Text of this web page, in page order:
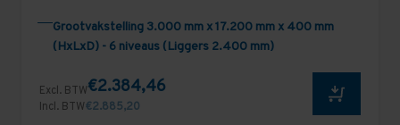
Grootvakstelling 3.000 mm x 17.200 mm x 400 mm
(HxLxD) - 6 niveaus (Liggers 2.400 mm)
Excl. BTW€2.384,46
Incl. BTW€2.885,20